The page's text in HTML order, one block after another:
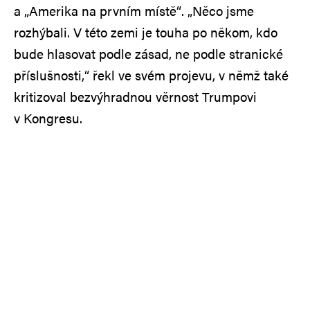
a „Amerika na prvním místě“. „Něco jsme
rozhýbali. V této zemi je touha po někom, kdo
bude hlasovat podle zásad, ne podle stranické
příslušnosti,“ řekl ve svém projevu, v němž také
kritizoval bezvýhradnou věrnost Trumpovi
v Kongresu.